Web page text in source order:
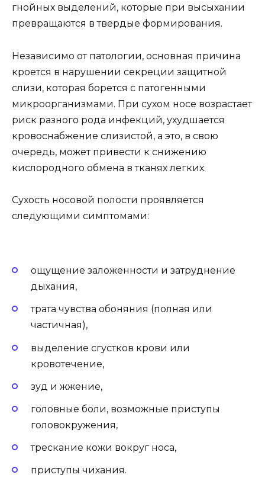
гнойных выделений, которые при высыхании
превращаются в твердые формирования.
Независимо от патологии, основная причина
кроется в нарушении секреции защитной
слизи, которая борется с патогенными
микроорганизмами. При сухом носе возрастает
риск разного рода инфекций, ухудшается
кровоснабжение слизистой, а это, в свою
очередь, может привести к снижению
кислородного обмена в тканях легких.
Сухость носовой полости проявляется
следующими симптомами:
ощущение заложенности и затруднение
дыхания,
трата чувства обоняния (полная или
частичная),
выделение сгустков крови или
кровотечение,
зуд и жжение,
головные боли, возможные приступы
головокружения,
трескание кожи вокруг носа,
приступы чихания.